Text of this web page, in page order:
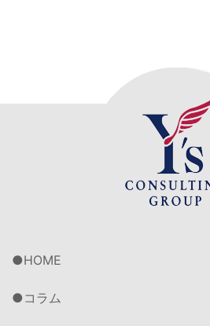
HOME
コラム